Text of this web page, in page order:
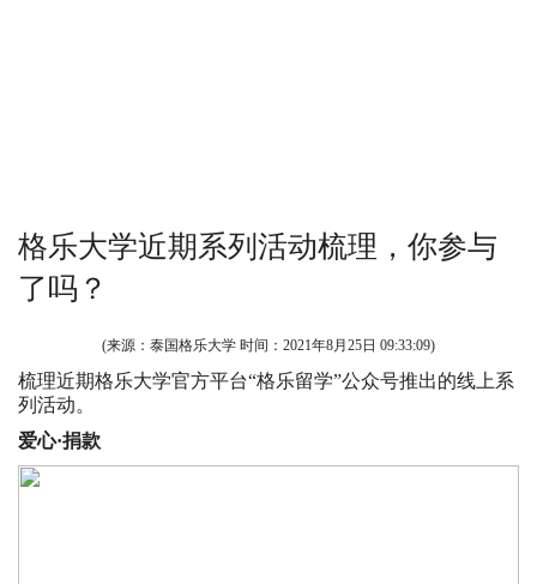
格乐大学近期系列活动梳理，你参与
了吗？
(来源：泰国格乐大学 时间： 2021年8月25日 09:33:09)
梳理近期格乐大学官方平台“格乐留学”公众号推出的线上系
列活动。
爱心·捐款